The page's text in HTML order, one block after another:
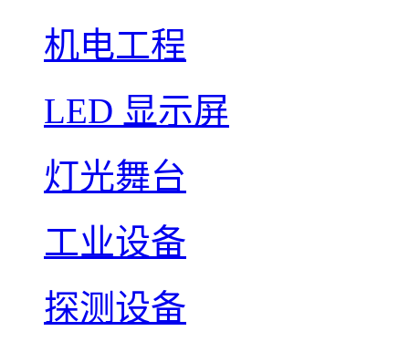
机电工程
LED 显示屏
灯光舞台
工业设备
探测设备